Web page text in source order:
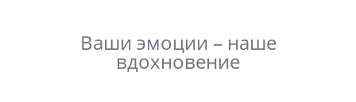
Ваши эмоции – наше
вдохновение